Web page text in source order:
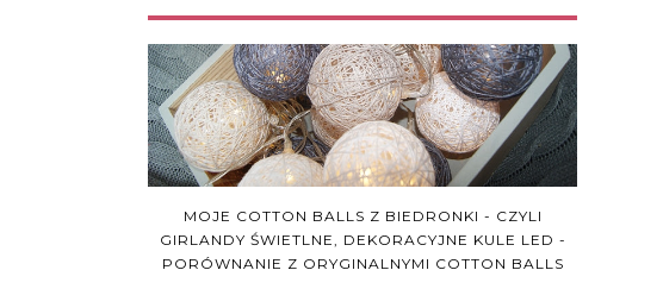
MOJE COTTON BALLS Z BIEDRONKI - CZYLI
GIRLANDY ŚWIETLNE, DEKORACYJNE KULE LED -
PORÓWNANIE Z ORYGINALNYMI COTTON BALLS